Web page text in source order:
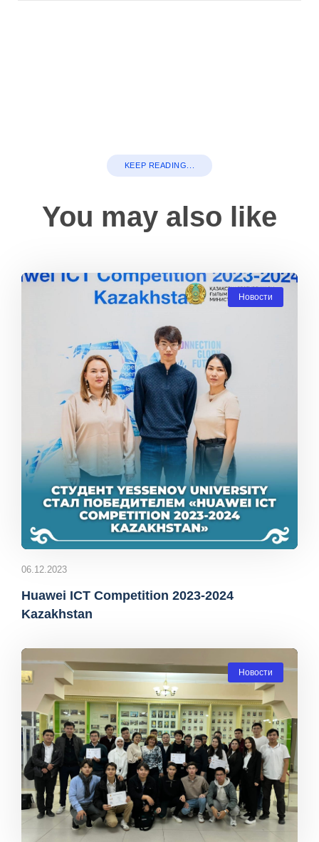
KEEP READING...
You may also like
Новости
06.12.2023
Huawei ICT Competition 2023-2024
Kazakhstan
Новости